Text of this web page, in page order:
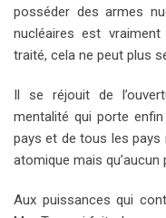
posséder des armes
nucléaires est
traité, cela ne peut plus
Il se réjouit de
mentalité qui porte
pays et de tous les pays
atomique mais qu’aucun
Aux puissances qui